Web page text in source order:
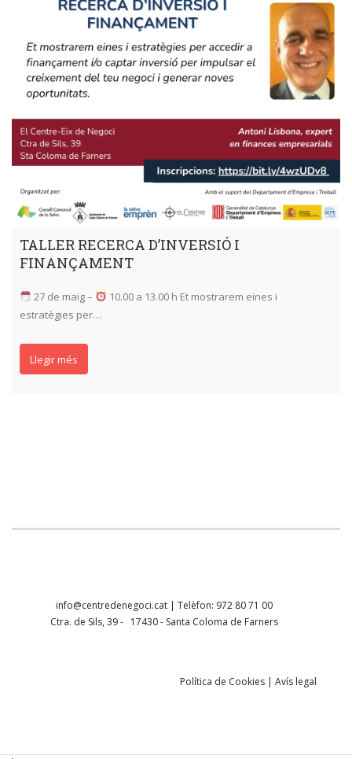
TALLER RECERCA D’INVERSIÓ I
FINANÇAMENT
27 de maig –
10.00 a 13.00 h Et mostrarem eines i
estratègies per…
Llegir més
info@centredenegoci.cat | Telèfon: 972 80 71 00
Ctra. de Sils, 39 - 17430 - Santa Coloma de Farners
Política de Cookies | Avís legal